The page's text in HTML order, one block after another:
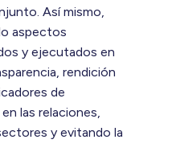
Así mismo,
aspectos
y ejecutados en
rendición
de
las relaciones,
y evitando la